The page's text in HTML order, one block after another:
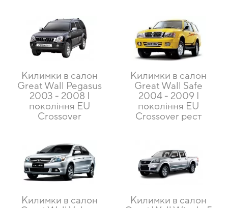
Килимки в салон
Great Wall Pegasus
2003 - 2008 I
покоління EU
Crossover
Килимки в салон
Great Wall Safe
2004 - 2009 I
покоління EU
Crossover рест
Килимки в салон
Килимки в салон